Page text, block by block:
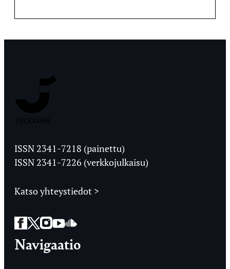
Ylioppilaslehti
ISSN 2341-7218 (painettu)
ISSN 2341-7226 (verkkojulkaisu)
Katso yhteystiedot >
Facebook
Twitter
Instagram
YouTube
SoundCloud
Navigaatio